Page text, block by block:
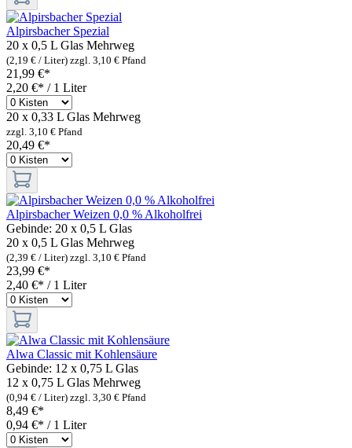
Alpirsbacher Spezial
20 x 0,5 L Glas Mehrweg
(2,19 € / Liter) zzgl. 3,10 € Pfand
21,99 €*
2,20 €* / 1 Liter
20 x 0,33 L Glas Mehrweg
zzgl. 3,10 € Pfand
20,49 €*
Alpirsbacher Weizen 0,0 % Alkoholfrei
Gebinde: 20 x 0,5 L Glas
20 x 0,5 L Glas Mehrweg
(2,39 € / Liter) zzgl. 3,10 € Pfand
23,99 €*
2,40 €* / 1 Liter
Alwa Classic mit Kohlensäure
Gebinde: 12 x 0,75 L Glas
12 x 0,75 L Glas Mehrweg
(0,94 € / Liter) zzgl. 3,30 € Pfand
8,49 €*
0,94 €* / 1 Liter